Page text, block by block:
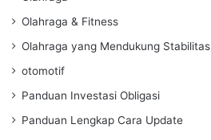
Olahraga & Fitness
Olahraga yang Mendukung Stabilitas
otomotif
Panduan Investasi Obligasi
Panduan Lengkap Cara Update